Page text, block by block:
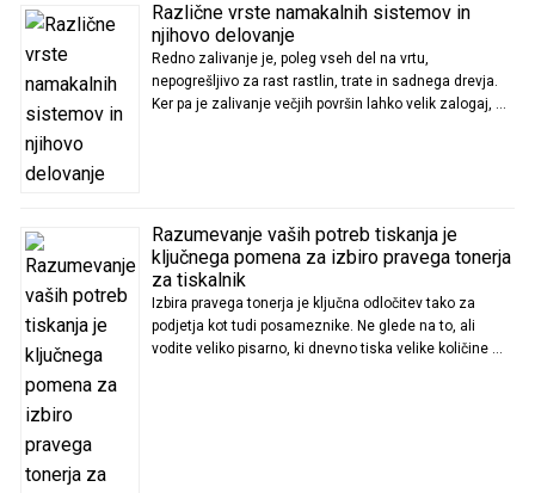
Različne vrste namakalnih sistemov in
njihovo delovanje
Redno zalivanje je, poleg vseh del na vrtu,
nepogrešljivo za rast rastlin, trate in sadnega drevja.
Ker pa je zalivanje večjih površin lahko velik zalogaj, …
Razumevanje vaših potreb tiskanja je
ključnega pomena za izbiro pravega tonerja
za tiskalnik
Izbira pravega tonerja je ključna odločitev tako za
podjetja kot tudi posameznike. Ne glede na to, ali
vodite veliko pisarno, ki dnevno tiska velike količine …